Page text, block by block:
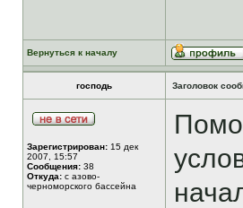
Вернуться к началу
господь Заголовок
Зарегистрирован: 15 дек
2007, 15:57
Сообщения: 38
Откуда: с азово-
черноморского бассейна